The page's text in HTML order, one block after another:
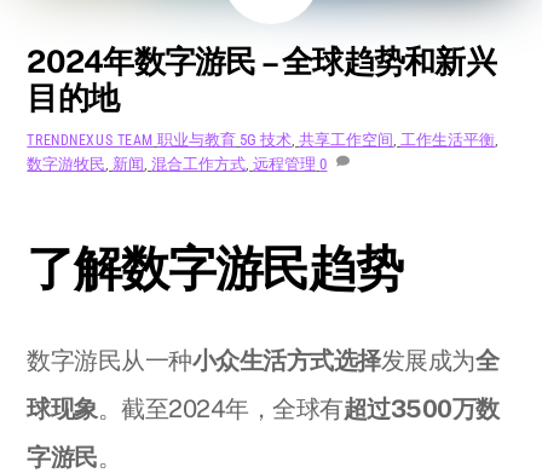
2024年数字游民 – 全球趋势和新兴
目的地
TRENDNEXUS TEAM 职业与教育 5G 技术 ,共享工作空间 工作生活平衡
数字游牧民 新闻 ,混合工作方式 ,远程管理 0
了解数字游民趋势
数字游民从一种小众生活方式选择发展成为全
球现象。截至2024年，全球有超过3500万数
字游民。